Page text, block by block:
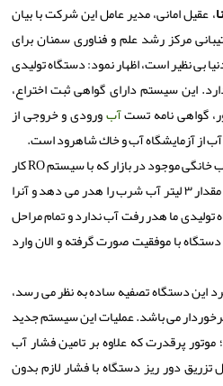
عقیل امانی، مدیر عامل این شركت با بیان
مركز رشد علم و فناوری سمنان برای
بی نظیر است، اظهار نمود: دستگاه تولیدی
این سیستم دارای گواهی ثبت اختراع،
گواهی نامه تستآبورودی و خروجی از
از آزمایشگاه آب و خاك شاهرود است.
وی ادامه داد: دستگاه های تصفیه آب خانگی موجود در بازار كه با سیستم RO كار
می كنند، به ازای هر لیتر آب تصفیه مقدار ۳ لیتر آب شرب را هدر می دهد و آنرا
ما هدر رفت آب ندارد و تمام مراحل
با موفقیت صورت گرفته و الان وارد
این دستگاه تصفیه ساده به نظر می رسد،
می باشد. عملیات این سیستم جدید
پرقدرت كه علاوه بر تامین فشار آب
دور ریز دستگاه با فشار لازم بدون